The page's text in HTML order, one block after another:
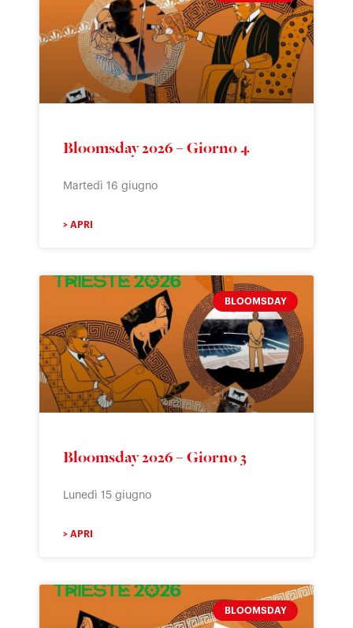
Bloomsday 2026 – Giorno 4
Martedì 16 giugno
> APRI
BLOOMSDAY
Bloomsday 2026 – Giorno 3
Lunedì 15 giugno
> APRI
BLOOMSDAY